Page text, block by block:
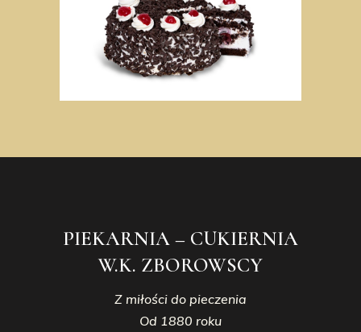
PIEKARNIA – CUKIERNIA
W.K. ZBOROWSCY
Z miłości do pieczenia
Od 1880 roku